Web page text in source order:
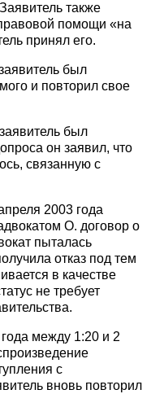
также
помощи «на
принял его.
был
и повторил свое
был
он заявил, что
связанную с
2003 года
О. договор о
пыталась
отказ под тем
в качестве
не требует
между 1:20 и 2
с
вновь повторил